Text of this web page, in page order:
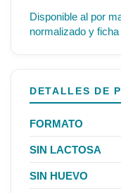
Disponible al por
normalizado y
DETALLES DE
FORMATO
SIN LACTOSA
SIN HUEVO